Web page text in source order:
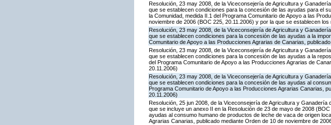
Resolución, 23 may 2008, de la Viceconsejería de Agricultura y
que se establecen condiciones para la concesión de las ayudas para el
la Comunidad, medida II.1 del Programa Comunitario de Apoyo a las
noviembre de 2006 (BOC 225, 20.11.2006) y por la que se establecen
Resolución, 23 may 2008, de la Viceconsejería de Agricultura y
que se establecen condiciones para la concesión de las ayudas a la
Comunitario de Apoyo a las Producciones Agrarias de Canarias,
Resolución, 23 may 2008, de la Viceconsejería de Agricultura y
que se establecen condiciones para la concesión de las ayudas a la
del Programa Comunitario de Apoyo a las Producciones Agrarias de
20.11.2006)
Resolución, 23 may 2008, de la Viceconsejería de Agricultura y
que se establecen condiciones para la concesión de las ayudas al
Programa Comunitario de Apoyo a las Producciones Agrarias Canarias,
20.11.2006)
Resolución, 25 jun 2008, de la Viceconsejería de Agricultura y
que se incluye un anexo II en la Resolución de 23 de mayo de 2008
ayudas al consumo humano de productos de leche de vaca de origen
Agrarias Canarias, publicado mediante Orden de 10 de noviembre de